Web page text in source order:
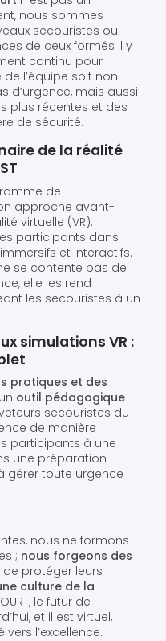
nous sommes
secouristes ou
de ceux formés il y
continu pour
l’équipe soit non
d’urgence, mais aussi
plus récentes et des
de sécurité.
de la réalité
de
approche avant-
virtuelle (VR).
participants dans
et interactifs.
se contente pas de
elle les rend
les secouristes à un
simulations VR :
pratiques et des
outil pédagogique
secouristes du
de manière
participants à une
une préparation
gérer toute urgence
nous ne formons
; nous forgeons des
protéger leurs
culture de la
le futur de
et il est virtuel,
l’excellence.